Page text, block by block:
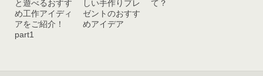
と遊べるおすす
め工作アイディ
アをご紹介！
part1
しい手作りプレ
ゼントのおすす
めアイデア
て？